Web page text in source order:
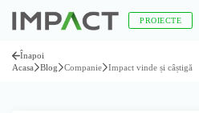
PROIECTE
Înapoi
Acasa
Blog Companie Impact vinde și câștigă